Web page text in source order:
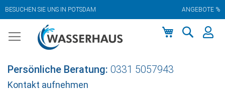
BESUCHEN SIE UNS IN POTSDAM ANGEBOTE %
Inhalt
Persönliche Beratung: 0331 5057943
Kontakt aufnehmen